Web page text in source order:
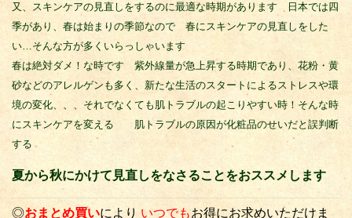
又、スキンケアの見直しをするのに最適な時期があります 日本では四
季があり、春は始まりの季節なので 春にスキンケアの見直しをした
い…そんな方が多くいらっしゃいます
春は絶対ダメ！な時です 紫外線量が急上昇する時期であり、花粉・黄
砂などのアレルゲンも多く、新たな生活のスタートによるストレスや環
境の変化、、、それでなくても肌トラブルの起こりやすい時！そんな時
にスキンケアを変える 肌トラブルの原因が化粧品のせいだと誤判断
する
夏から秋にかけて見直しをなさることをおススメします
◎おまとめ買いにより いつでもお得にお求めいただけま